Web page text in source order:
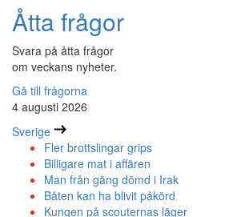
Åtta frågor
Svara på åtta frågor
om veckans nyheter.
Gå till frågorna
4 augusti 2026
Sverige
Fler brottslingar grips
Billigare mat i affären
Man från gäng dömd i Irak
Båten kan ha blivit påkörd
Kungen på scouternas läger